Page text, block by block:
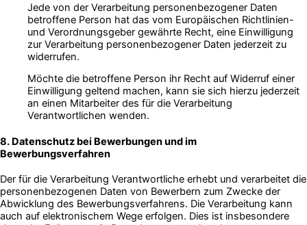
Jede von der Verarbeitung personenbezogener Daten
betroffene Person hat das vom Europäischen Richtlinien-
und Verordnungsgeber gewährte Recht, eine Einwilligung
zur Verarbeitung personenbezogener Daten jederzeit zu
widerrufen.
Möchte die betroffene Person ihr Recht auf Widerruf einer
Einwilligung geltend machen, kann sie sich hierzu jederzeit
an einen Mitarbeiter des für die Verarbeitung
Verantwortlichen wenden.
8. Datenschutz bei Bewerbungen und im
Bewerbungsverfahren
Der für die Verarbeitung Verantwortliche erhebt und verarbeitet die
personenbezogenen Daten von Bewerbern zum Zwecke der
Abwicklung des Bewerbungsverfahrens. Die Verarbeitung kann
auch auf elektronischem Wege erfolgen. Dies ist insbesondere